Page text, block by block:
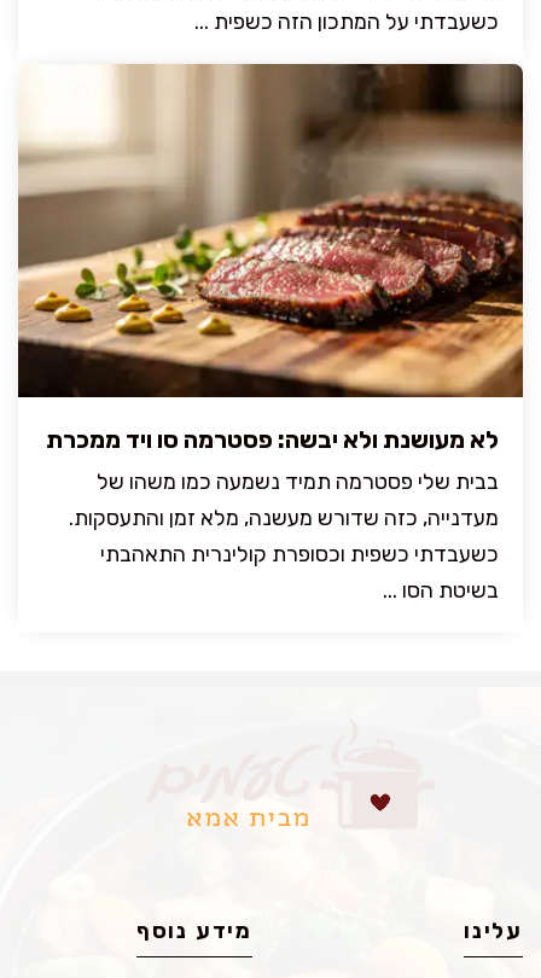
כשעבדתי על המתכון הזה כשפית ...
לא מעושנת ולא יבשה: פסטרמה סו ויד ממכרת
בבית שלי פסטרמה תמיד נשמעה כמו משהו של
מעדנייה, כזה שדורש מעשנה, מלא זמן והתעסקות.
כשעבדתי כשפית וכסופרת קולינרית התאהבתי
בשיטת הסו ...
עלינו מידע נוסף